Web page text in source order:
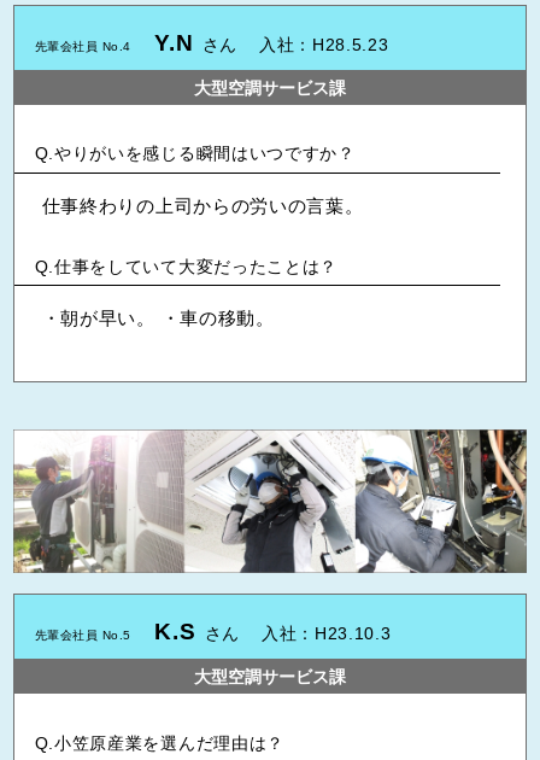
先輩会社員 No.4 Y.N さん 入社：H28.5.23
大型空調サービス課
やりがいを感じる瞬間はいつですか？
仕事終わりの上司からの労いの言葉。
仕事をしていて大変だったことは？
・朝が早い。 ・車の移動。
先輩会社員 No.5 K.S さん 入社：H23.10.3
大型空調サービス課
小笠原産業を選んだ理由は？